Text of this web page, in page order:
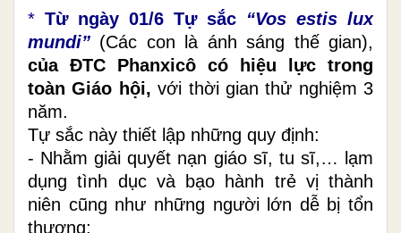
* Từ ngày 01/6 Tự sắc “Vos estis lux
mundi” (Các con là ánh sáng thế gian),
của ĐTC Phanxicô có hiệu lực trong
toàn Giáo hội, với thời gian thử nghiệm 3
năm.
Tự sắc này thiết lập những quy định:
- Nhằm giải quyết nạn giáo sĩ, tu sĩ,… lạm
dụng tình dục và bạo hành trẻ vị thành
niên cũng như những người lớn dễ bị tổn
thương;